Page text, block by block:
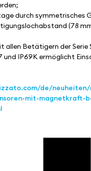
durch symmetrisches
(78
allen Betätigern der Serie
und IP69K ermöglicht
de/
mit-magnetkraft-